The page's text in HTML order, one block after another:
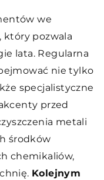
we
który pozwala
lata. Regularna
nie tylko
specjalistyczne
przed
metali
środków
chemikaliów,
Kolejnym